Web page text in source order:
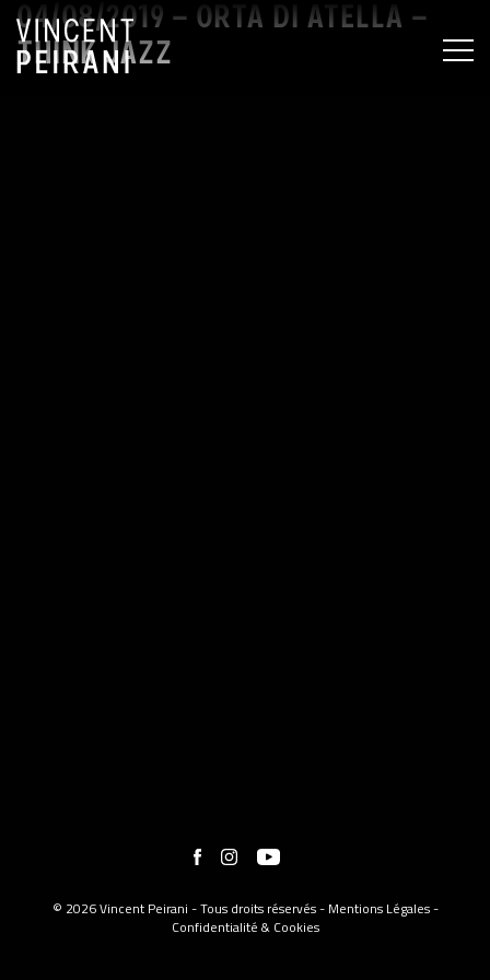
04/08/2019 – ORTA DI ATELLA –
THINK JAZZ
© 2026 Vincent Peirani - Tous droits réservés - Mentions Légales-
Confidentialité & Cookies